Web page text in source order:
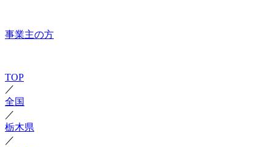
事業主の方
TOP
／
全国
／
栃木県
／